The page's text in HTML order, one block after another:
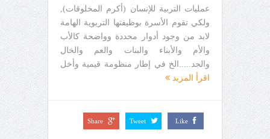
عمليات التربية للإنسان (أكرم المخلوقات),
ولكي تقوم الأسرة بوظيفتها التربوية الهامة
لابد من وجود أدوار محددة وواضحة كالأب
والأم والأبناء والبنات والعم والخال
والجد.....الخ في إطار منظومة قيمية وأخل
اقرأ المزيد
Like
Tweet
Share